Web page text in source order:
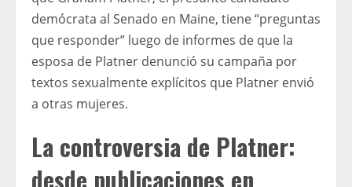
demócrata al Senado en Maine, tiene “preguntas
que responder” luego de informes de que la
esposa de Platner denunció su campaña por
textos sexualmente explícitos que Platner envió
a otras mujeres.
La controversia de Platner:
desde publicaciones en